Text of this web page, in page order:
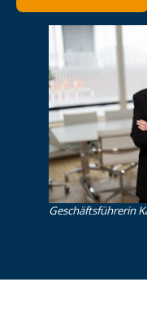
Ge­schäfts­füh­re­rin